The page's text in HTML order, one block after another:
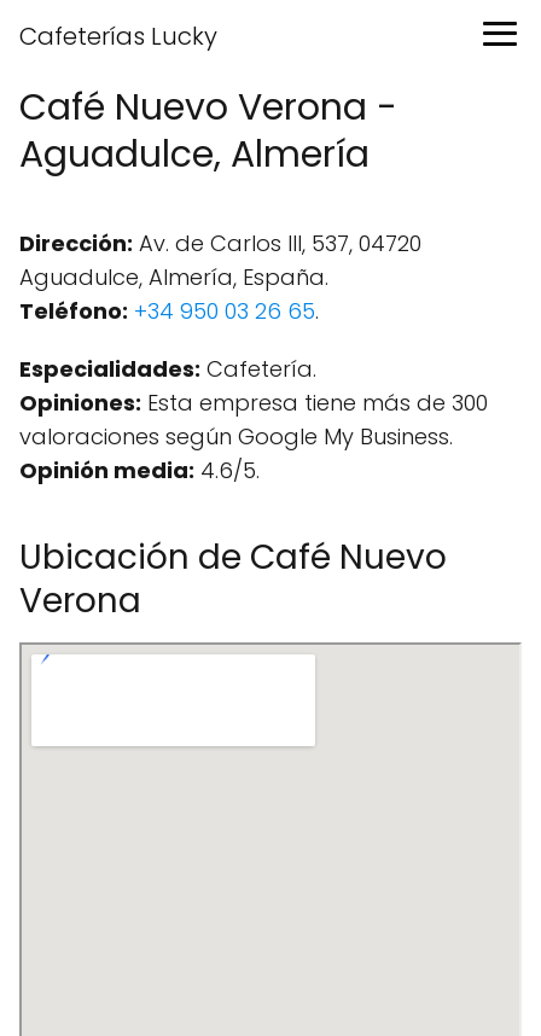
Cafeterías Lucky
Café Nuevo Verona -
Aguadulce, Almería
Dirección: Av. de Carlos III, 537, 04720
Aguadulce, Almería, España.
Teléfono: +34 950 03 26 65.
Especialidades: Cafetería.
Opiniones: Esta empresa tiene más de 300
valoraciones según Google My Business.
Opinión media: 4.6/5.
Ubicación de Café Nuevo
Verona